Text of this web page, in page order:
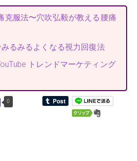
克服法〜穴吹弘毅が教える腰痛
るみるよくなる視力回復法
トレンドマーケティング
0